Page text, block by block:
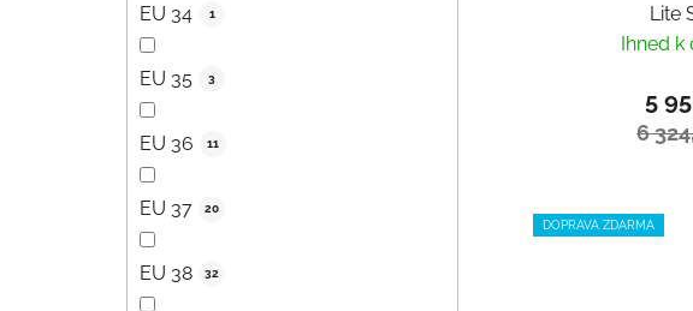
EU 34 1
EU 35 3
EU 36 11
EU 37 20
EU 38 32
Lite
Ihned k
5
6
DOPRAVA ZDARMA